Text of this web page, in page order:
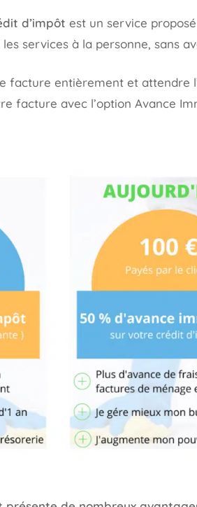
d’impôt est un service
services à la personne, sans
facture entièrement et attendre
facture avec l’option Avance